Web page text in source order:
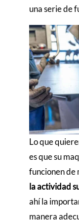
una serie de
Lo que
es que su
funcionen de
la actividad
ahí la
manera